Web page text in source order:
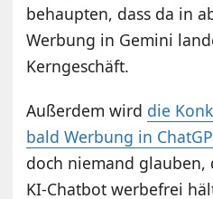
behaupten, dass da in
Werbung in Gemini
Kerngeschäft.
Außerdem wird die
bald Werbung in
doch niemand glauben,
KI-Chatbot werbefrei